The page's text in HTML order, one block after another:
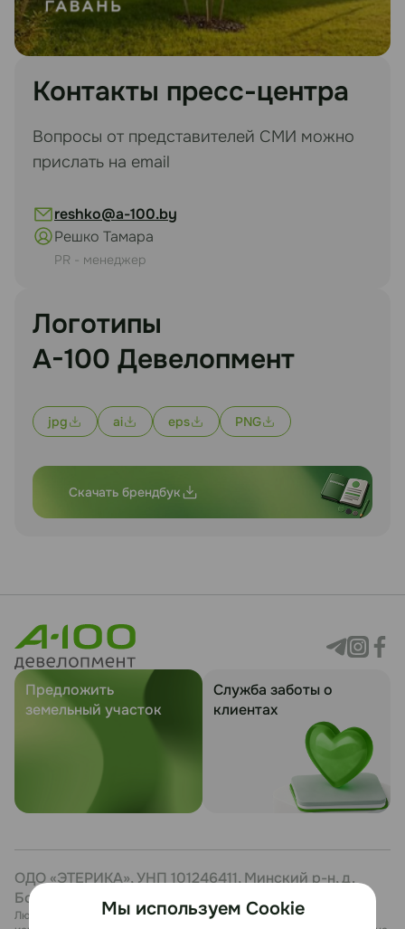
Контакты пресс-центра
Вопросы от представителей СМИ можно
прислать на email
reshko@a-100.by
Решко Тамара
PR - менеджер
Логотипы
А-100 Девелопмент
jpg ai eps PNG
Скачать брендбук
Предложить
земельный участок
Служба заботы о
клиентах
ОДО «ЭТЕРИКА», УНП 101246411, Минский р-н, д.
Боровая, 7, каб. 27
Любая информация, представленная на данном сайте, носит
Мы используем Cookie